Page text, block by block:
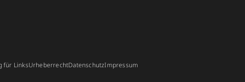
für LinksUrheberrechtDatenschutzImpressum